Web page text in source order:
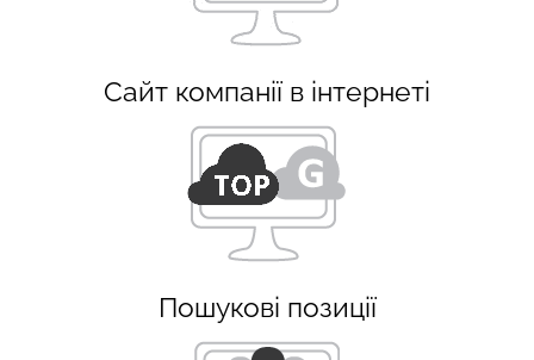
Сайт компанії в інтернеті
Пошукові позиції